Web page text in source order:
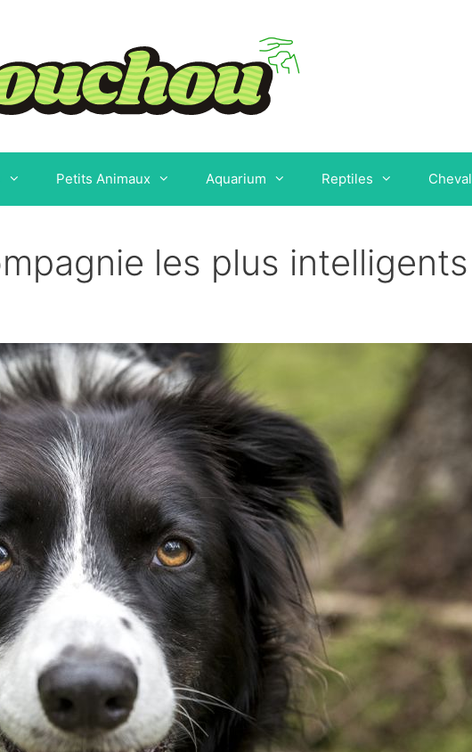
Petits Animaux Aquarium Reptiles Cheval
les plus intelligents